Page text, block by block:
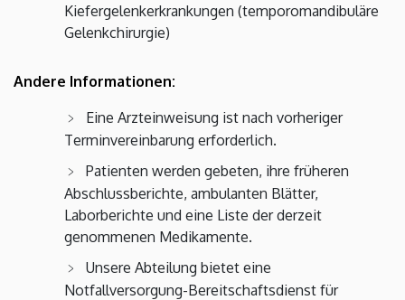
Kiefergelenkerkrankungen (temporomandibuläre
Gelenkchirurgie)
Andere Informationen:
Eine Arzteinweisung ist nach vorheriger
Terminvereinbarung erforderlich.
Patienten werden gebeten, ihre früheren
Abschlussberichte, ambulanten Blätter,
Laborberichte und eine Liste der derzeit
genommenen Medikamente.
Unsere Abteilung bietet eine
Notfallversorgung-Bereitschaftsdienst für